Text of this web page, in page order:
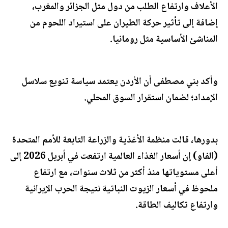
الأعلاف وارتفاع الطلب من دول مثل الجزائر والمغرب،
إضافة إلى تأثير حركة الطيران على استيراد اللحوم من
المناشئ الأساسية مثل رومانيا.
وأكد بني مصطفى أن الأردن يعتمد سياسة تنويع سلاسل
الإمداد؛ لضمان استقرار السوق المحلي.
بدورها، قالت منظمة الأغذية والزراعة التابعة للأمم المتحدة
(الفاو) إن أسعار الغذاء العالمية ارتفعت في أبريل 2026 إلى
أعلى مستوياتها منذ أكثر من ثلاث سنوات، مع ارتفاع
ملحوظ في أسعار الزيوت النباتية نتيجة الحرب الإيرانية
وارتفاع تكاليف الطاقة.